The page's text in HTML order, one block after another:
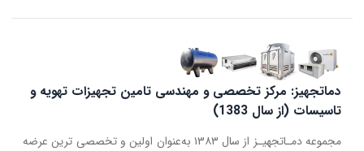
دماتجهیز: مرکز تخصصی و مهندسی تامین تجهیزات تهویه و
تاسیسات (از سال 1383)
مجموعه دمـاتجهیـز از سال ۱۳۸۳ به‌عنوان اولین و تخصصی ترین عرضه